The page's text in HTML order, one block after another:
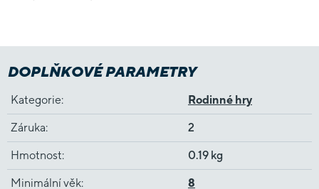
DOPLŇKOVÉ PARAMETRY
Kategorie: Rodinné hry
Záruka: 2
Hmotnost: 0.19 kg
Minimální věk: 8